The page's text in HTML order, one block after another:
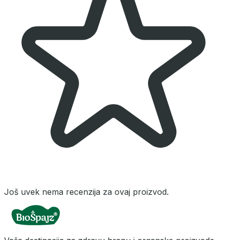
Još uvek nema recenzija za ovaj proizvod.